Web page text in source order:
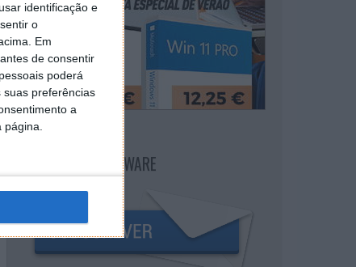
identificação e
o
Em
de consentir
poderá
suas preferências
a
NEWSLETTER PPLWARE